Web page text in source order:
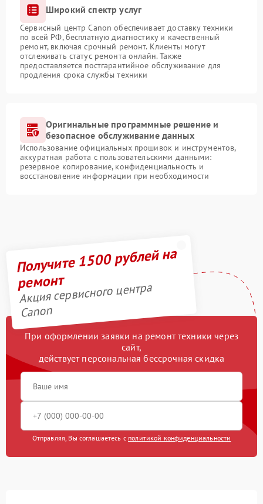
Широкий спектр услуг
Сервисный центр Canon обеспечивает доставку техники
по всей РФ, бесплатную диагностику и качественный
ремонт, включая срочный ремонт. Клиенты могут
отслеживать статус ремонта онлайн. Также
предоставляется постгарантийное обслуживание для
продления срока службы техники
Оригинальные программные решение и
безопасное обслуживание данных
Использование официальных прошивок и инструментов,
аккуратная работа с пользовательскими данными:
резервное копирование, конфиденциальность и
восстановление информации при необходимости
Получите 1500 рублей на
ремонт
Акция сервисного центра
Canon
При оформлении заявки на ремонт техники через
сайт,
действует персональная бессрочная скидка
Отправляя, Вы соглашаетесь с политикой конфиденциальности